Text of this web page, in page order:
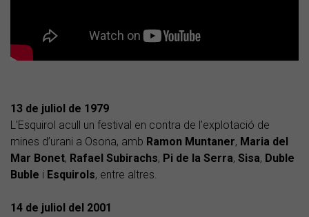
13 de juliol de 1979
L’Esquirol acull un festival en contra de l’explotació de
mines d’urani a Osona, amb Ramon Muntaner, Maria del
Mar Bonet, Rafael Subirachs, Pi de la Serra, Sisa, Duble
Buble i Esquirols, entre altres.
14 de juliol del 2001